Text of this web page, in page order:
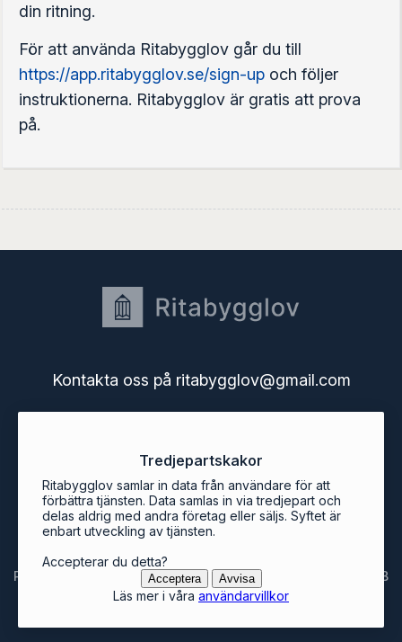
din ritning.
För att använda Ritabygglov går du till
https://app.ritabygglov.se/sign-up och följer
instruktionerna. Ritabygglov är gratis att prova
på.
Tredjepartskakor
Ritabygglov samlar in data från användare för att
förbättra tjänsten. Data samlas in via tredjepart och
delas aldrig med andra företag eller säljs. Syftet är
enbart utveckling av tjänsten.
Accepterar du detta?
Acceptera Avvisa
Läs mer i våra användarvillkor
Kontakta oss på ritabygglov@gmail.com
Användarguide
Användarvillkor
Bygglov i Sveriges kommuner
Ritabygglovs blogg
Ritabygglov är en tjänst från Svenska Mjukvarukontoret AB